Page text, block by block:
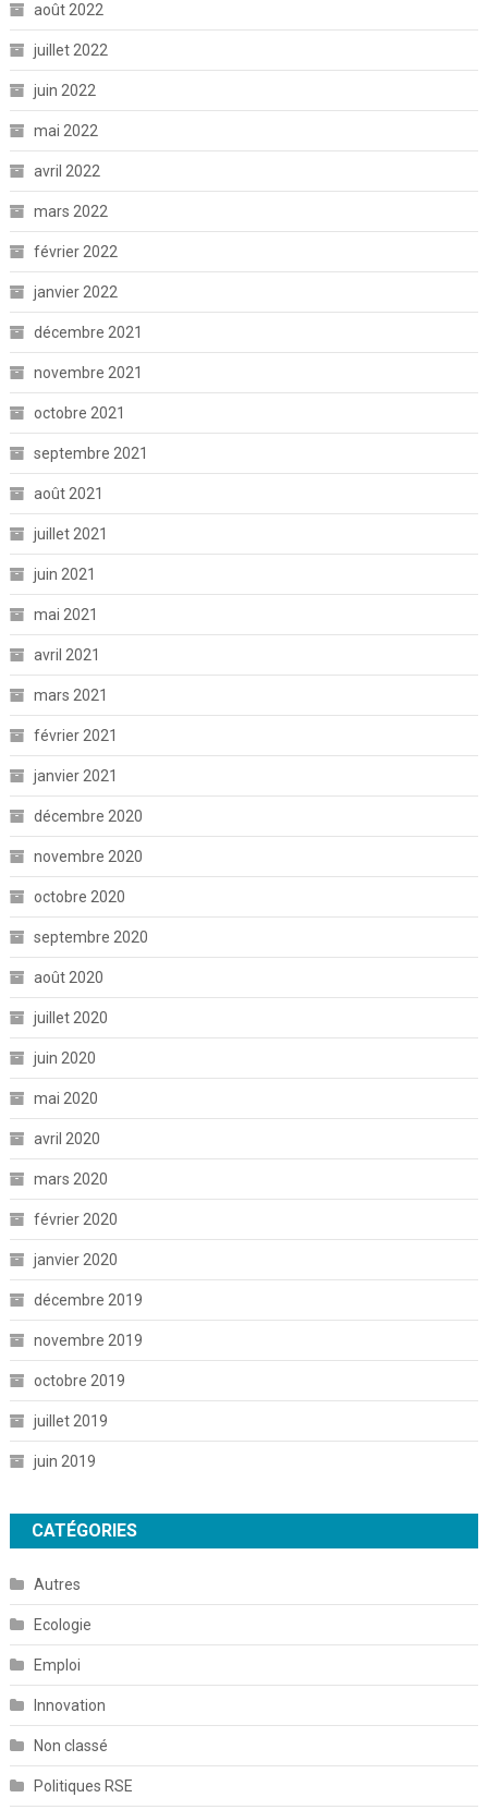
août 2022
juillet 2022
juin 2022
mai 2022
avril 2022
mars 2022
février 2022
janvier 2022
décembre 2021
novembre 2021
octobre 2021
septembre 2021
août 2021
juillet 2021
juin 2021
mai 2021
avril 2021
mars 2021
février 2021
janvier 2021
décembre 2020
novembre 2020
octobre 2020
septembre 2020
août 2020
juillet 2020
juin 2020
mai 2020
avril 2020
mars 2020
février 2020
janvier 2020
décembre 2019
novembre 2019
octobre 2019
juillet 2019
juin 2019
CATÉGORIES
Autres
Ecologie
Emploi
Innovation
Non classé
Politiques RSE